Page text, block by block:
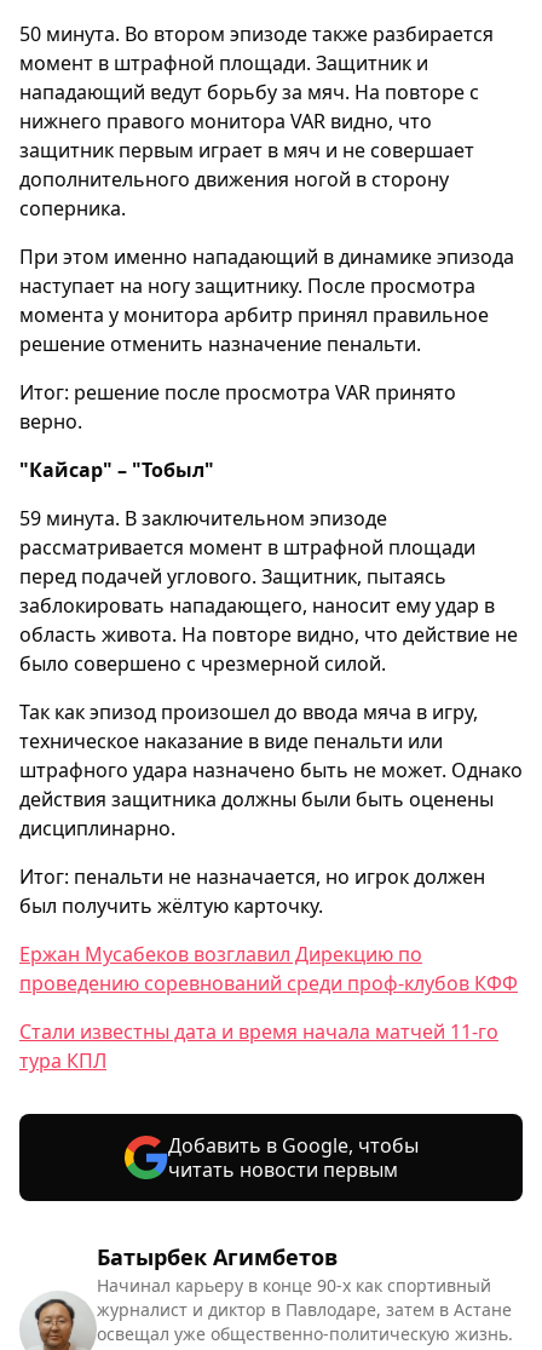
Батырбек Агимбетов
Начинал карьеру в конце 90-х как спортивный
журналист и диктор в Павлодаре, затем в Астане
освещал уже общественно-политическую жизнь.
50 минута. Во втором эпизоде также разбирается
момент в штрафной площади. Защитник и
нападающий ведут борьбу за мяч. На повторе с
нижнего правого монитора VAR видно, что
защитник первым играет в мяч и не совершает
дополнительного движения ногой в сторону
соперника.
При этом именно нападающий в динамике эпизода
наступает на ногу защитнику. После просмотра
момента у монитора арбитр принял правильное
решение отменить назначение пенальти.
Итог: решение после просмотра VAR принято
верно.
"Кайсар" – "Тобыл"
59 минута. В заключительном эпизоде
рассматривается момент в штрафной площади
перед подачей углового. Защитник, пытаясь
заблокировать нападающего, наносит ему удар в
область живота. На повторе видно, что действие не
было совершено с чрезмерной силой.
Так как эпизод произошел до ввода мяча в игру,
техническое наказание в виде пенальти или
штрафного удара назначено быть не может. Однако
действия защитника должны были быть оценены
дисциплинарно.
Итог: пенальти не назначается, но игрок должен
был получить жёлтую карточку.
Ержан Мусабеков возглавил Дирекцию по
проведению соревнований среди проф-клубов КФФ
Стали известны дата и время начала матчей 11-го
тура КПЛ
Добавить в Google, чтобы
читать новости первым